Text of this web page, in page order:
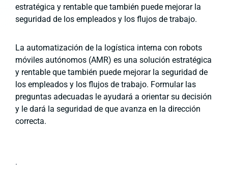
estratégica y rentable que también puede mejorar la
seguridad de los empleados y los flujos de trabajo.
La automatización de la logística interna con robots
móviles autónomos (AMR) es una solución estratégica
y rentable que también puede mejorar la seguridad de
los empleados y los flujos de trabajo. Formular las
preguntas adecuadas le ayudará a orientar su decisión
y le dará la seguridad de que avanza en la dirección
correcta.
.